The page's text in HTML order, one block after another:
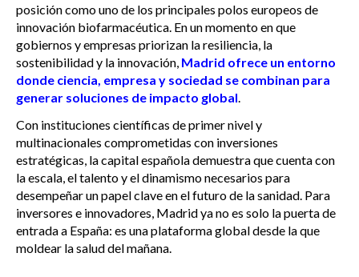
posición como uno de los principales polos europeos de
innovación biofarmacéutica. En un momento en que
gobiernos y empresas priorizan la resiliencia, la
sostenibilidad y la innovación, Madrid ofrece un entorno
donde ciencia, empresa y sociedad se combinan para
generar soluciones de impacto global
Con instituciones científicas de primer nivel y
multinacionales comprometidas con inversiones
estratégicas, la capital española demuestra que cuenta con
la escala, el talento y el dinamismo necesarios para
desempeñar un papel clave en el futuro de la sanidad. Para
inversores e innovadores, Madrid ya no es solo la puerta de
entrada a España: es una plataforma global desde la que
moldear la salud del mañana.